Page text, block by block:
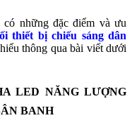
những đặc điểm và ưu
thiết bị chiếu sáng dân
thông qua bài viết dưới
LED NĂNG LƯỢNG
BANH